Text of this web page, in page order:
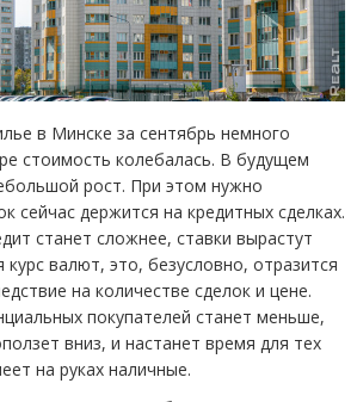
в Минске за сентябрь немного
стоимость колебалась. В будущем
рост. При этом нужно
сейчас держится на кредитных сделках.
станет сложнее, ставки вырастут
курс валют, это, безусловно, отразится
на количестве сделок и цене.
покупателей станет меньше,
вниз, и настанет время для тех
на руках наличные.